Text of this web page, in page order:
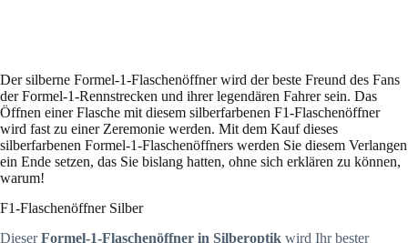
Der silberne Formel-1-Flaschenöffner wird der beste Freund des Fans
der Formel-1-Rennstrecken und ihrer legendären Fahrer sein. Das
Öffnen einer Flasche mit diesem silberfarbenen F1-Flaschenöffner
wird fast zu einer Zeremonie werden. Mit dem Kauf dieses
silberfarbenen Formel-1-Flaschenöffners werden Sie diesem Verlangen
ein Ende setzen, das Sie bislang hatten, ohne sich erklären zu können,
warum!
F1-Flaschenöffner Silber
DieserFormel-1-Flaschenöffner in Silberoptik wird Ihr bester